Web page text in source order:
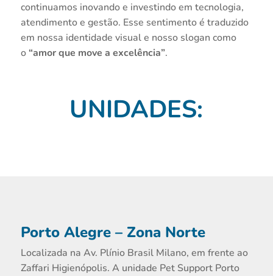
continuamos inovando e investindo em tecnologia,
atendimento e gestão. Esse sentimento é traduzido
em nossa identidade visual e nosso slogan como
o“amor que move a excelência”.
UNIDADES:
Porto Alegre – Zona Norte
Localizada na Av. Plínio Brasil Milano, em frente ao
Zaffari Higienópolis. A unidade Pet Support Porto